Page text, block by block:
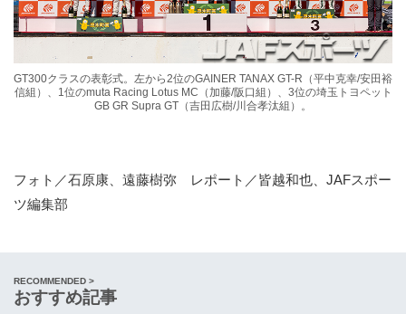
GT300クラスの表彰式。左から2位のGAINER TANAX GT-R（平中克幸/安田裕
信組）、1位のmuta Racing Lotus MC（加藤/阪口組）、3位の埼玉トヨペット
GB GR Supra GT（吉田広樹/川合孝汰組）。
フォト／石原康、遠藤樹弥 レポート／皆越和也、JAFスポー
ツ編集部
RECOMMENDED >
おすすめ記事